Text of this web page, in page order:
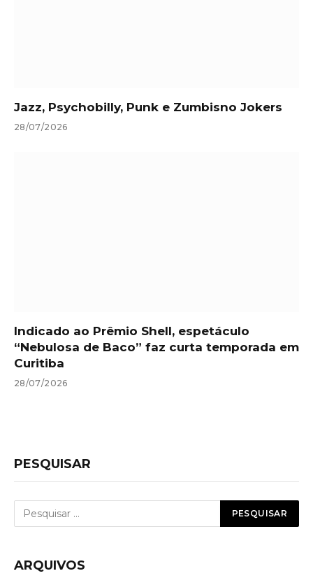
Jazz, Psychobilly, Punk e Zumbisno Jokers
28/07/2026
Indicado ao Prêmio Shell, espetáculo
“Nebulosa de Baco” faz curta temporada em
Curitiba
28/07/2026
PESQUISAR
ARQUIVOS